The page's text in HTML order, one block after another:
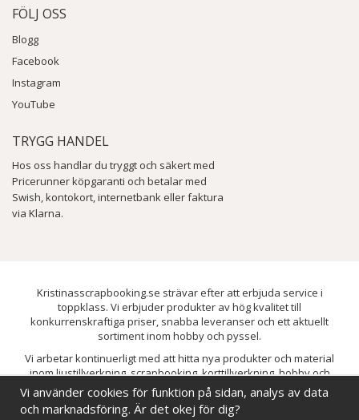
FÖLJ OSS
Blogg
Facebook
Instagram
YouTube
TRYGG HANDEL
Hos oss handlar du tryggt och säkert med
Pricerunner köpgaranti och betalar med
Swish, kontokort, internetbank eller faktura
via Klarna.
Kristinasscrapbooking.se strävar efter att erbjuda service i
toppklass. Vi erbjuder produkter av hög kvalitet till
konkurrenskraftiga priser, snabba leveranser och ett aktuellt
sortiment inom hobby och pyssel.
Vi arbetar kontinuerligt med att hitta nya produkter och material
inom ljustillverkning, scrapbooking, korttillverkning, hobby och
pyssel. Målet är att bredda sortimentet och löpande förbättra och
utveckla vårt utbud, så att du alltid kan hitta det du behöver hos oss.
Vi använder cookies för funktion på sidan, analys av data
och marknadsföring. Är det okej för dig?